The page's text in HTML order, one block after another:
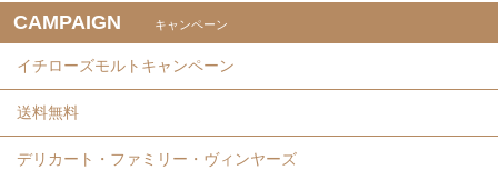
CAMPAIGN キャンペーン
イチローズモルトキャンペーン
送料無料
デリカート・ファミリー・ヴィンヤーズ